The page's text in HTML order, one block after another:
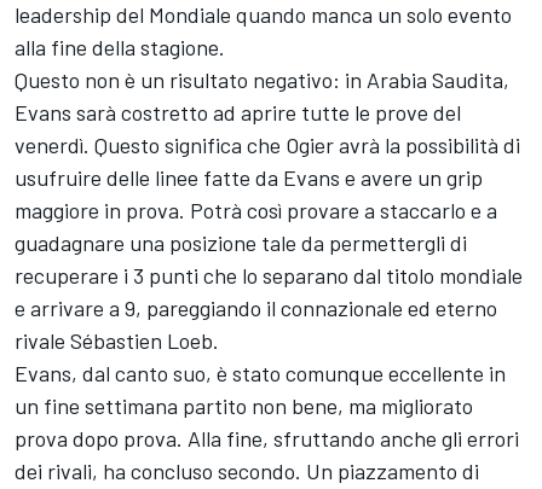
leadership del Mondiale quando manca un solo evento
alla fine della stagione.
Questo non è un risultato negativo: in Arabia Saudita,
Evans sarà costretto ad aprire tutte le prove del
venerdì. Questo significa che Ogier avrà la possibilità di
usufruire delle linee fatte da Evans e avere un grip
maggiore in prova. Potrà così provare a staccarlo e a
guadagnare una posizione tale da permettergli di
recuperare i 3 punti che lo separano dal titolo mondiale
e arrivare a 9, pareggiando il connazionale ed eterno
rivale Sébastien Loeb.
Evans, dal canto suo, è stato comunque eccellente in
un fine settimana partito non bene, ma migliorato
prova dopo prova. Alla fine, sfruttando anche gli errori
dei rivali, ha concluso secondo. Un piazzamento di